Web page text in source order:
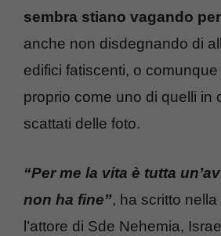
sembra stiano vagando
anche non disdegnando di
edifici fatiscenti, o
proprio come uno di quelli in
scattati delle foto.
“Per me la vita è tutta
non ha fine”, ha scritto
l’attore di Sde Nehemia,